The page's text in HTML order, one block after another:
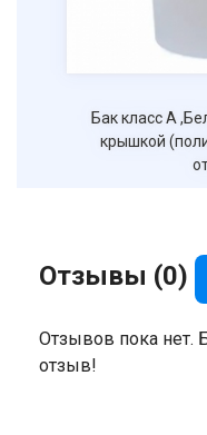
Бак класс А
крышкой
Отзывы (0)
Отзывов пока нет.
отзыв!